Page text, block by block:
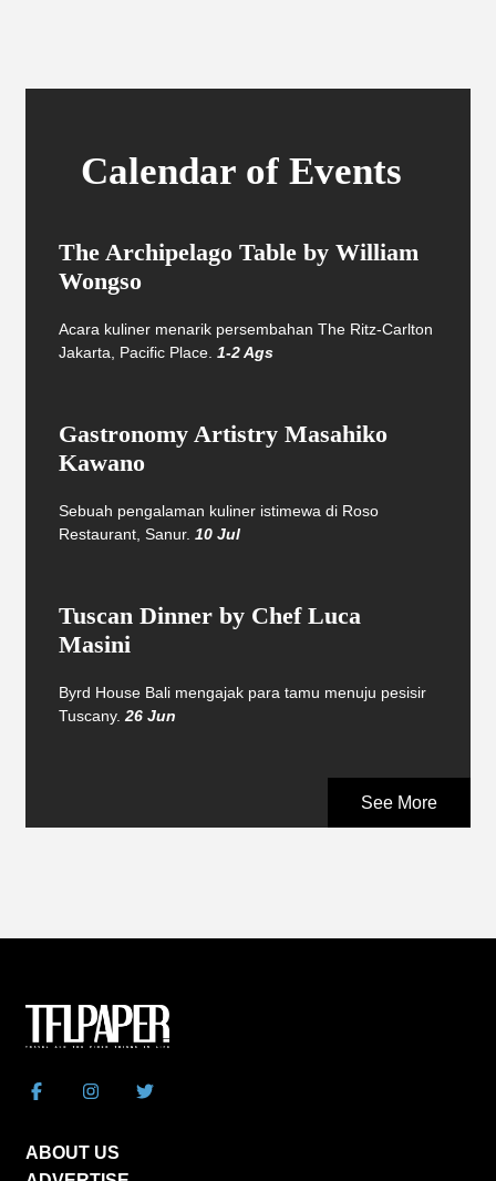
Calendar of Events
The Archipelago Table by William
Wongso
Acara kuliner menarik persembahan The Ritz-Carlton
Jakarta, Pacific Place. 1-2 Ags
Gastronomy Artistry Masahiko
Kawano
Sebuah pengalaman kuliner istimewa di Roso
Restaurant, Sanur. 10 Jul
Tuscan Dinner by Chef Luca
Masini
Byrd House Bali mengajak para tamu menuju pesisir
Tuscany.26 Jun
See More
ABOUT US